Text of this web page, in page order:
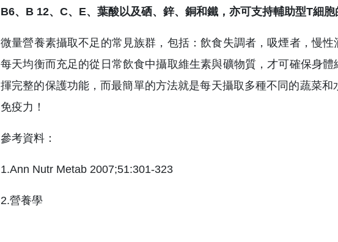
B6、B 12、C、E、葉酸以及硒、鋅、銅和鐵，亦可支持輔助型T細胞
微量營養素攝取不足的常見族群，包括：飲食失調者，吸煙者，慢
每天均衡而充足的從日常飲食中攝取維生素與礦物質，才可確保身
揮完整的保護功能，而最簡單的方法就是每天攝取多種不同的蔬菜
免疫力！
參考資料：
1.Ann Nutr Metab 2007;51:301-323
2.營養學